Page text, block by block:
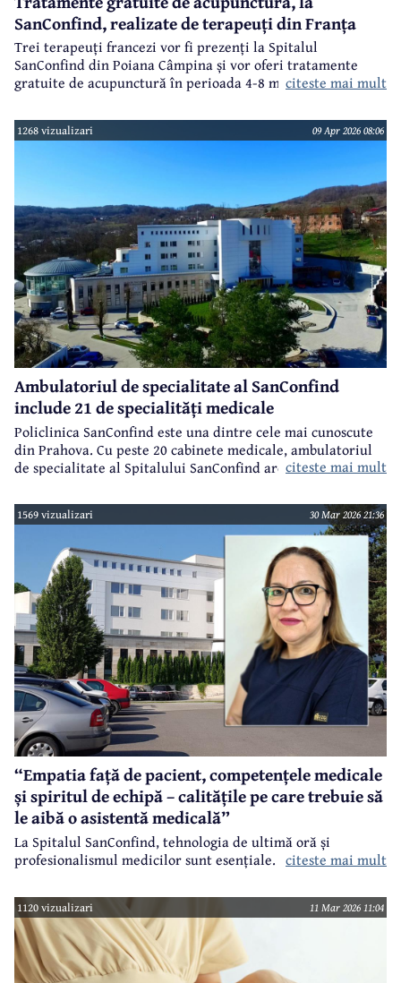
SanConfind, realizate de terapeuți din Franța
Trei terapeuți francezi vor fi prezenți la Spitalul
SanConfind din Poiana Câmpina și vor oferi tratamente
gratuite de acupunctură în perioada 4-8 mai 2026.citeste mai mult
1268 vizualizari 09 Apr 2026 08:06
Ambulatoriul de specialitate al SanConfind
include 21 de specialități medicale
Policlinica SanConfind este una dintre cele mai cunoscute
din Prahova. Cu peste 20 cabinete medicale, ambulatoriul
de specialitate al Spitalului SanConfind are un personal
echipamente și aparatură de top.
citeste mai mult
1569 vizualizari 30 Mar 2026 21:36
“Empatia față de pacient, competențele medicale
și spiritul de echipă – calitățile pe care trebuie să
le aibă o asistentă medicală”
La Spitalul SanConfind, tehnologia de ultimă oră și
profesionalismul medicilor sunt esențiale. citeste mai mult
1120 vizualizari 11 Mar 2026 11:04